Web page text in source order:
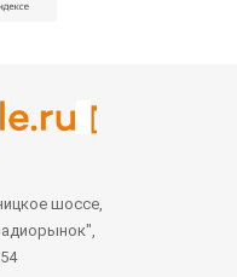
шоссе,